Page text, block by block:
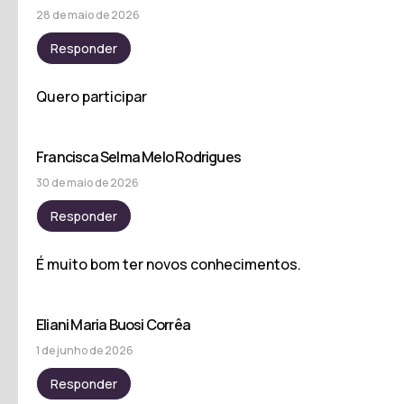
28 de maio de 2026
Responder
Quero participar
Francisca Selma Melo Rodrigues
30 de maio de 2026
Responder
É muito bom ter novos conhecimentos.
Eliani Maria Buosi Corrêa
1 de junho de 2026
Responder